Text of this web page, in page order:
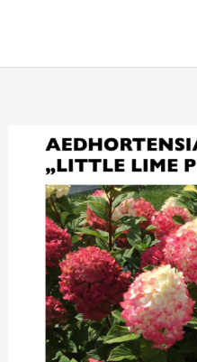
Aedhortensia
"Little
Lime
Punch"
kogus